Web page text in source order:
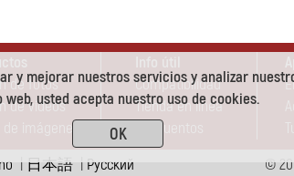
y mejorar nuestros servicios y analizar
web, usted acepta nuestro uso de cookies.
OK
de fotos
de vídeos
de imágenes
Compatibilidad
Tienda en línea
Descuentos
| 日本語 | Pусский ©